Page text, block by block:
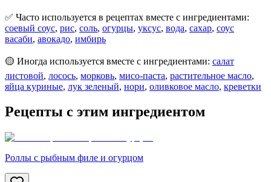
✅ Часто используется в рецептах вместе с ингредиентами:
соевый соус, рис, соль, огурцы, уксус, вода, сахар, соус
васаби, авокадо, имбирь
🟡 Иногда используется вместе с ингредиентами: салат
листовой, лосось, морковь, мисо-паста, растительное масло,
яйца куриные, лук зеленый, нори, оливковое масло, креветки
Рецепты с этим ингредиентом
Роллы с рыбным филе и огурцом